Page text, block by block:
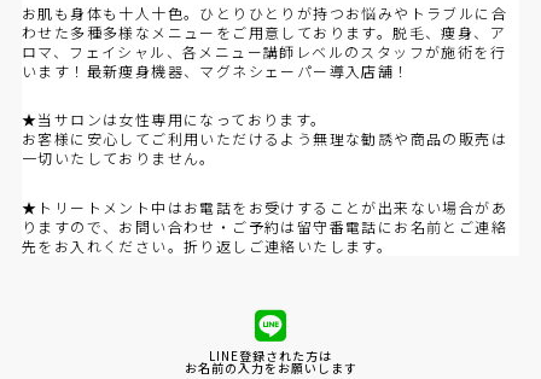
お肌も身体も十人十色。ひとりひとりが持つお悩みやトラブルに合
わせた多種多様なメニューをご用意しております。脱毛、痩身、ア
ロマ、フェイシャル、各メニュー講師レベルのスタッフが施術を行
います！最新痩身機器、マグネシェーパー導入店舗！
★当サロンは女性専用になっております。
お客様に安心してご利用いただけるよう無理な勧誘や商品の販売は
一切いたしておりません。
★トリートメント中はお電話をお受けすることが出来ない場合があ
りますので、お問い合わせ・ご予約は留守番電話にお名前とご連絡
先をお入れください。折り返しご連絡いたします。
LINE登録された方は
お名前の入力をお願いします